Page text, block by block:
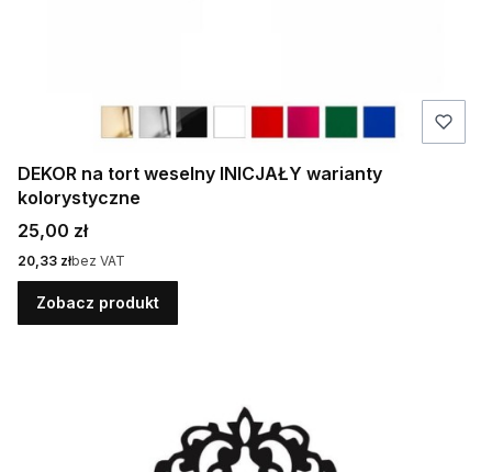
DEKOR na tort weselny INICJAŁY warianty
kolorystyczne
Cena
25,00 zł
Cena
20,33 złbez VAT
Zobacz produkt